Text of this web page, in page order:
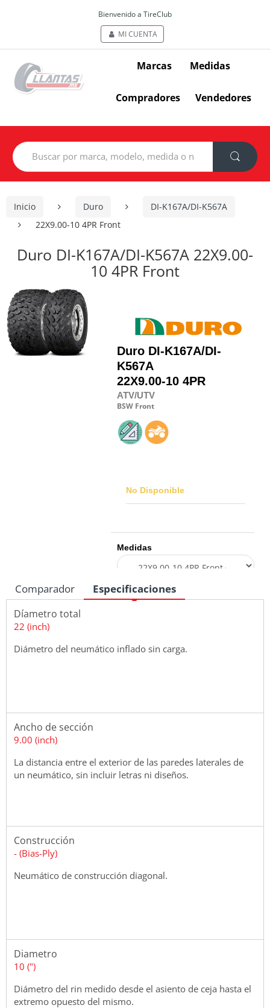
Bienvenido a TireClub
MI CUENTA
Marcas Medidas
Compradores Vendedores
Search
for:
Inicio Duro
DI-K167A/DI-K567A
22X9.00-10 4PR Front
Duro DI-K167A/DI-K567A 22X9.00-
10 4PR Front
Duro DI-K167A/DI-
K567A
22X9.00-10 4PR
ATV/UTV
BSW Front
No Disponible
Medidas
Comparador Especificaciones
Díametro total
22 (inch)
Diámetro del neumático inflado sin carga.
Ancho de sección
9.00 (inch)
La distancia entre el exterior de las paredes laterales de
un neumático, sin incluir letras ni diseños.
Construcción
- (Bias-Ply)
Neumático de construcción diagonal.
Diametro
10 (")
Diámetro del rin medido desde el asiento de ceja hasta el
extremo opuesto del mismo.